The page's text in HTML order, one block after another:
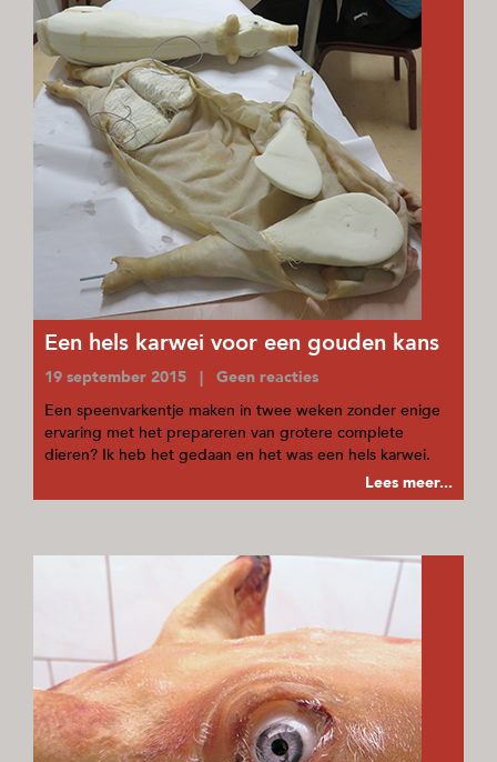
Een hels karwei voor een gouden kans
19 september 2015 | Geen reacties
Een speenvarkentje maken in twee weken zonder enige
ervaring met het prepareren van grotere complete
dieren? Ik heb het gedaan en het was een hels karwei.
Lees meer...